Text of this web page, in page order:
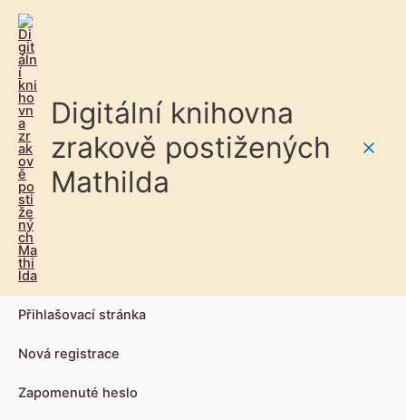
Digitální knihovna
zrakově postižených
Mathilda
Přihlašovací stránka
Nová registrace
Zapomenuté heslo